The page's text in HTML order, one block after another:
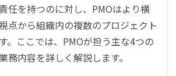
任を持つのに対し、PMOはより横
点から組織内の複数のプロジェクト
。ここでは、PMOが担う主な4つの
務内容を詳しく解説します。